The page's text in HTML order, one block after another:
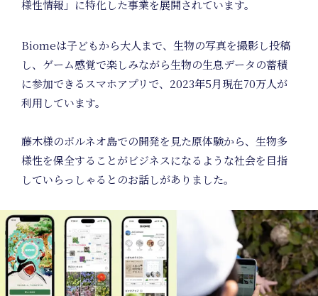
様性情報」に特化した事業を展開されています。
Biomeは子どもから大人まで、生物の写真を撮影し投稿
し、ゲーム感覚で楽しみながら生物の生息データの蓄積
に参加できるスマホアプリで、2023年5月現在70万人が
利用しています。
藤木様のボルネオ島での開発を見た原体験から、生物多
様性を保全することがビジネスになるような社会を目指
していらっしゃるとのお話しがありました。